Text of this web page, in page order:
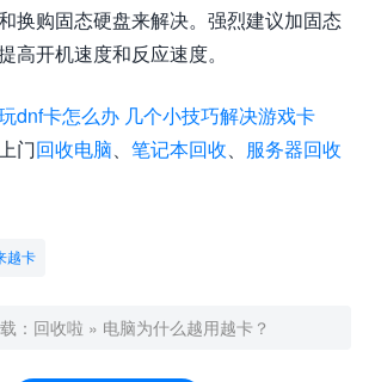
换购固态硬盘来解决。强烈建议加固态
高开机速度和反应速度。
dnf卡怎么办 几个小技巧解决游戏卡
门回收电脑 笔记本回收
服务器回收
越卡
： 回收啦 » 电脑为什么越用越卡？